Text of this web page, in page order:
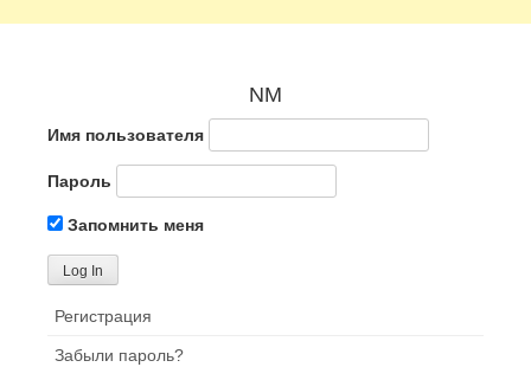
NM
Имя пользователя
Пароль
Запомнить меня
Регистрация
Забыли пароль?